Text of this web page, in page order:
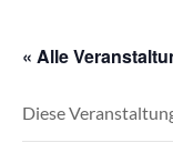
« Alle
Diese